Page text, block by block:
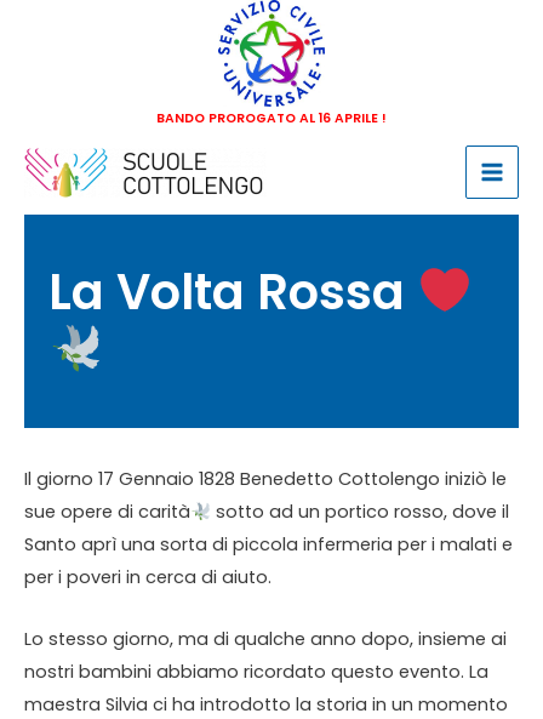
BANDO PROROGATO AL 16 APRILE !
La Volta Rossa
Il giorno 17 Gennaio 1828 Benedetto Cottolengo iniziò le
sue opere di carità
​ sotto ad un portico rosso, dove il
Santo aprì una sorta di piccola infermeria per i malati e
per i poveri in cerca di aiuto.
Lo stesso giorno, ma di qualche anno dopo, insieme ai
nostri bambini abbiamo ricordato questo evento. La
maestra Silvia ci ha introdotto la storia in un momento